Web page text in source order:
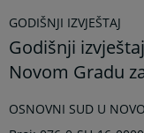
GODIŠNJI IZVJEŠTAJ
Godišnji
Novom Gradu
OSNOVNI SUD U